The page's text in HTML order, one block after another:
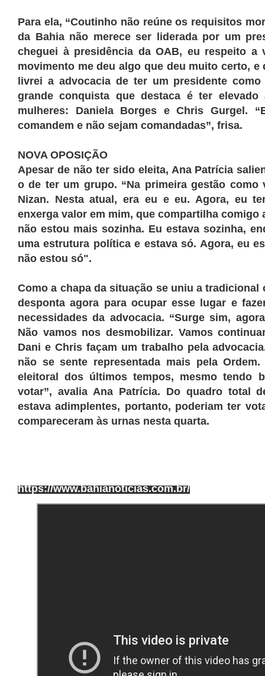
Para ela, “Coutinho não reúne os requisitos
da Bahia não merece ser liderada por um
cheguei à presidência da OAB, eu respeito a
movimento me deu algo que deu muito certo,
livrei a advocacia de ter um presidente
grande conquista que destaca é ter
mulheres: Daniela Borges e Chris Gurgel.
comandem e não sejam comandadas”, frisa.
NOVA OPOSIÇÃO
Apesar de não ter sido eleita, Ana Patrícia
o de ter um grupo. “Na primeira gestão como
Nizan. Nesta atual, era eu e eu. Agora, eu
enxerga valor em mim, que compartilha comigo
não estou mais sozinha. Eu estava sozinha,
uma estrutura política e estava só. Agora, eu
não estou só".
Como a chapa da situação se uniu a tradicional
desponta agora para ocupar esse lugar e
necessidades da advocacia. “Surge sim,
Não vamos nos desmobilizar. Vamos
Dani e Chris façam um trabalho pela
não se sente representada mais pela
eleitoral dos últimos tempos, mesmo tendo
votar”, avalia Ana Patrícia. Do quadro total
estava adimplentes, portanto, poderiam ter
compareceram às urnas nesta quarta.
https://www.bahianoticias.com.br/